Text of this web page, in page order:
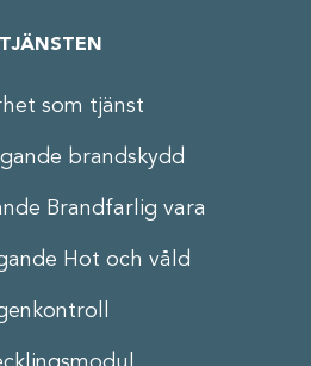
TJÄNSTEN
som tjänst
brandskydd
Brandfarlig vara
Hot och våld